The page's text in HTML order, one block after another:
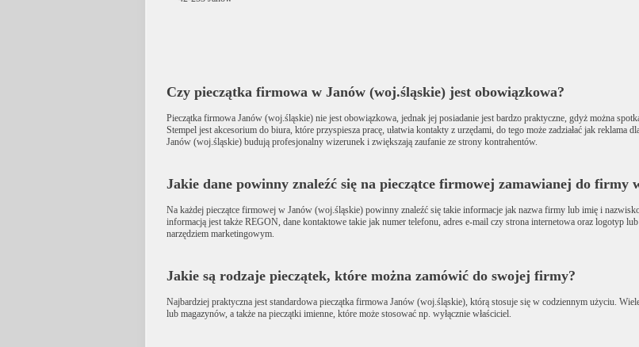
Czy pieczątka firmowa w Janów (woj.śląskie) jest obowiązkowa?
Pieczątka firmowa Janów (woj.śląskie) nie jest obowiązkowa, jednak jej posiadanie jest bardzo praktyczne, gdyż można
Stempel jest akcesorium do biura, które przyspiesza pracę, ułatwia kontakty z urzędami, do tego może zadziałać jak
Janów (woj.śląskie) budują profesjonalny wizerunek i zwiększają zaufanie ze strony kontrahentów.
Jakie dane powinny znaleźć się na pieczątce firmowej zamawianej do firmy
Na każdej pieczątce firmowej w Janów (woj.śląskie) powinny znaleźć się takie informacje jak nazwa firmy lub imię i
informacją jest także REGON, dane kontaktowe takie jak numer telefonu, adres e-mail czy strona internetowa oraz logotyp
narzędziem marketingowym.
Jakie są rodzaje pieczątek, które można zamówić do swojej firmy?
Najbardziej praktyczna jest standardowa pieczątka firmowa Janów (woj.śląskie), którą stosuje się w codziennym użyciu.
lub magazynów, a także na pieczątki imienne, które może stosować np. wyłącznie właściciel.